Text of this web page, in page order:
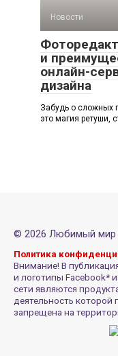
Новости
и
онлайн-
дизайна
Забудь о сложных
это магия ретуши,
© 2026 Любимый мир
Политика
Внимание! В
и логотипы Facebook*
сети являются
деятельность которой
запрещена на